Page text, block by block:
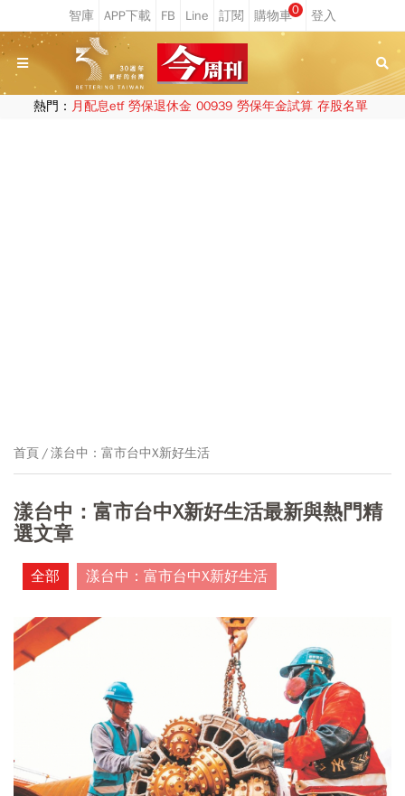
0
熱門： 月配息etf 勞保退休金 00939 勞保年金試算 存股名單
首頁 漾台中：富市台中X新好生活
漾台中：富市台中X新好生活最新與熱門精
選文章
全部 漾台中：富市台中X新好生活